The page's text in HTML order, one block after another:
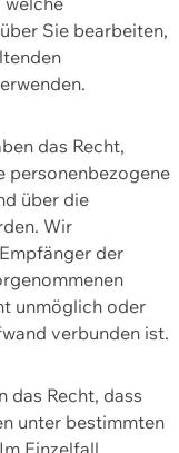
Sie bearbeiten,
das Recht,
personenbezogene
über die
Wir
der
unmöglich oder
verbunden ist.
das Recht, dass
unter bestimmten
Einzelfall,